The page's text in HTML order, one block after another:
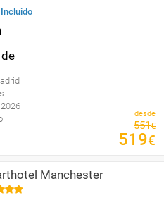
desde
551€
519€
Manchester